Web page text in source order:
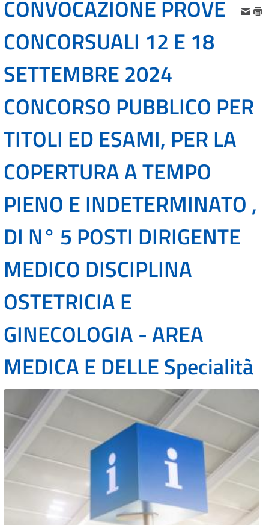
CONVOCAZIONE PROVE
CONCORSUALI 12 E 18
SETTEMBRE 2024
CONCORSO PUBBLICO PER
TITOLI ED ESAMI, PER LA
COPERTURA A TEMPO
PIENO E INDETERMINATO ,
DI N° 5 POSTI DIRIGENTE
MEDICO DISCIPLINA
OSTETRICIA E
GINECOLOGIA - AREA
MEDICA E DELLE Specialità